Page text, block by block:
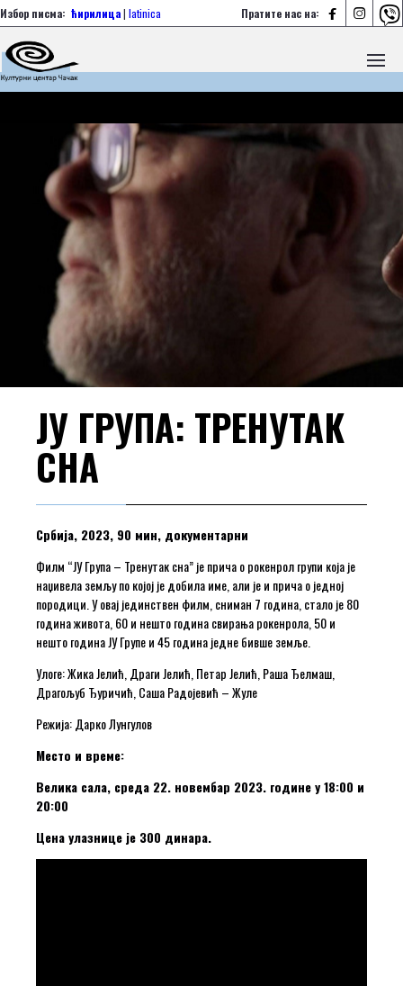
Пратите нас на:   
Избор писма: ћирилица| latinica
ЈУ ГРУПА: ТРЕНУТАК
СНА
Србија, 2023, 90 мин, документарни
Филм “ЈУ Група – Тренутак сна” је прича о рокенрол групи која је
наџивела земљу по којој је добила име, али је и прича о једној
породици. У овај јединствен филм, сниман 7 година, стало је 80
година живота, 60 и нешто година свирања рокенрола, 50 и
нешто година ЈУ Групе и 45 година једне бивше земље.
Улоге: Жика Јелић, Драги Јелић, Петар Јелић, Раша Ђелмаш,
Драгољуб Ђуричић, Саша Радојевић – Жуле
Режија: Дарко Лунгулов
Место и време:
Велика сала, среда 22. новембар 2023. године у 18:00 и
20:00
Цена улазнице је 300 динара.